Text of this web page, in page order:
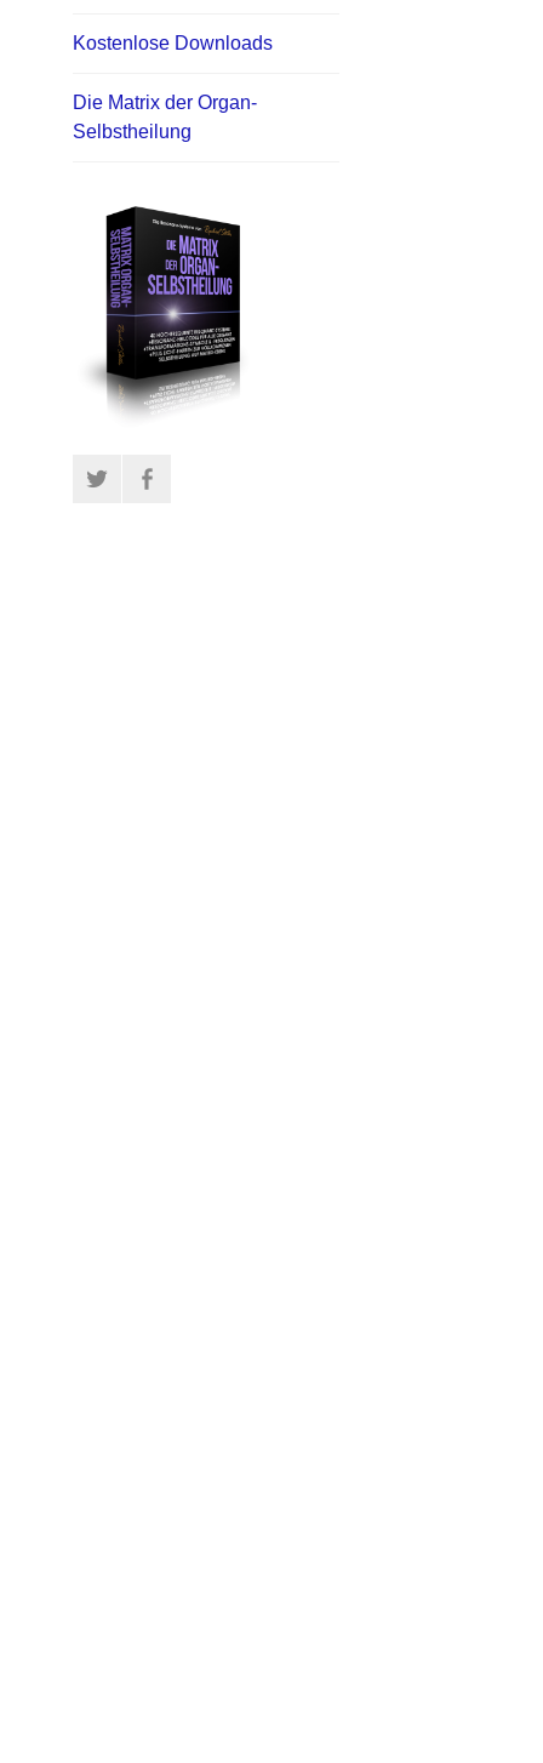
Kostenlose Downloads
Die Matrix der Organ-
Selbstheilung
Twitter